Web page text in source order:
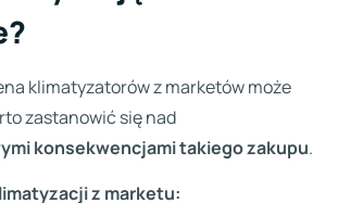
klimatyzatorów z marketów może
zastanowić się nad
konsekwencjami takiego zakupu.
z marketu: